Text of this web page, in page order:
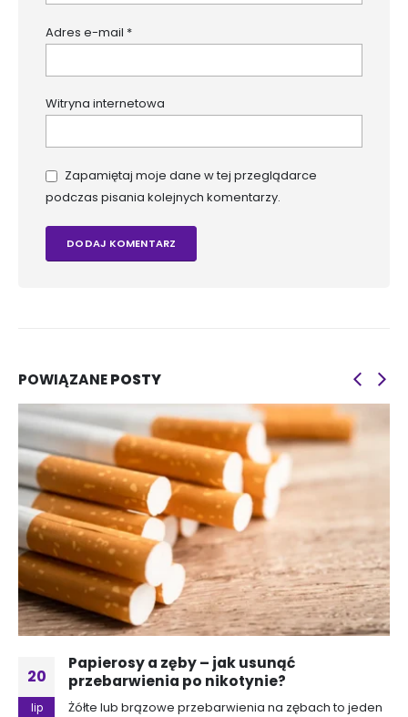
Adres e-mail *
Witryna internetowa
Zapamiętaj moje dane w tej przeglądarce
podczas pisania kolejnych komentarzy.
POWIĄZANEPOSTY
20
lip
Papierosy a zęby – jak usunąć
przebarwienia po nikotynie?
Żółte lub brązowe przebarwienia na zębach to jeden